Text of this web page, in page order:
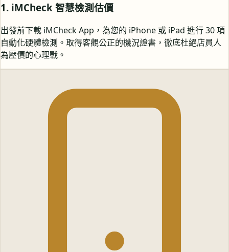
1. iMCheck 智慧檢測估價
出發前下載 iMCheck App，為您的 iPhone 或 iPad 進行 30 項
自動化硬體檢測。取得客觀公正的機況證書，徹底杜絕店員人
為壓價的心理戰。